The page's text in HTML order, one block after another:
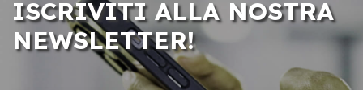
ISCRIVITI ALLA NOSTRA
NEWSLETTER!